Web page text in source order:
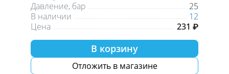
Давление, бар
25
В наличии
12
Цена
231 ₽
В корзину
Отложить в магазине